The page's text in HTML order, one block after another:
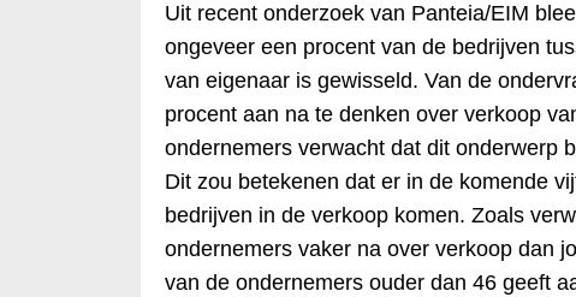
Uit recent onderzoek van Panteia/EIM
ongeveer een procent van de bedrijven
van eigenaar is gewisseld. Van de
procent aan na te denken over verkoop
ondernemers verwacht dat dit onderwerp
Dit zou betekenen dat er in de komende
bedrijven in de verkoop komen. Zoals
ondernemers vaker na over verkoop dan
van de ondernemers ouder dan 46 geeft